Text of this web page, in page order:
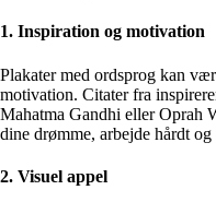
1. Inspiration og motivation
Plakater med ordsprog kan
motivation. Citater fra
Mahatma Gandhi eller Oprah
dine drømme, arbejde hårdt
2. Visuel appel